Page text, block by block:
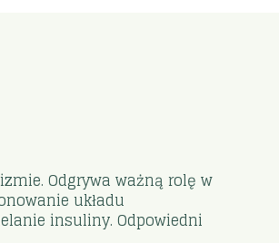
Odgrywa ważną rolę w
układu
insuliny. Odpowiedni